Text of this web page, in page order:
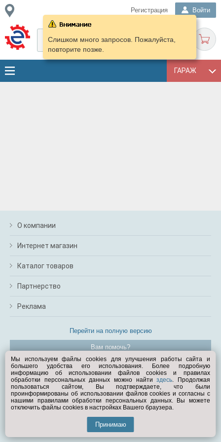
Регистрация Войти
ГАРАЖ
Слишком много запросов. Пожалуйста,
повторите позже.
О компании
Интернет магазин
Каталог товаров
Партнерство
Реклама
Перейти на полную версию
Вам помочь?
© Exist.ru 1998—2026
Мы используем файлы cookies для улучшения работы сайта и
большего удобства его использования. Более подробную
информацию об использовании файлов cookies и правилах
обработки персональных данных можно найтиздесь. Продолжая
пользоваться сайтом, Вы подтверждаете, что были
проинформированы об использовании файлов cookies и согласны с
нашими правилами обработки персональных данных. Вы можете
отключить файлы cookies в настройках Вашего браузера.
Принимаю